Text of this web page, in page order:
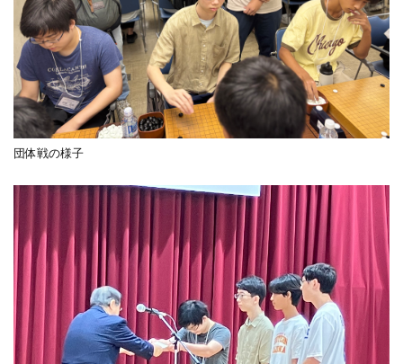
団体戦の様子